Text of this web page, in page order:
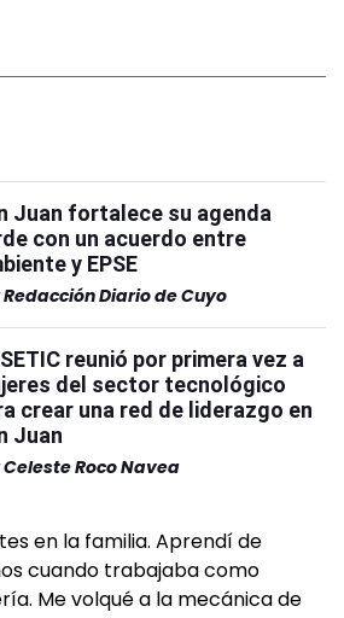
Juan fortalece su agenda
con un acuerdo entre
y EPSE
Redacción Diario de Cuyo
reunió por primera vez a
del sector tecnológico
crear una red de liderazgo en
Juan
Celeste Roco Navea
en la familia. Aprendí de
cuando trabajaba como
Me volqué a la mecánica de